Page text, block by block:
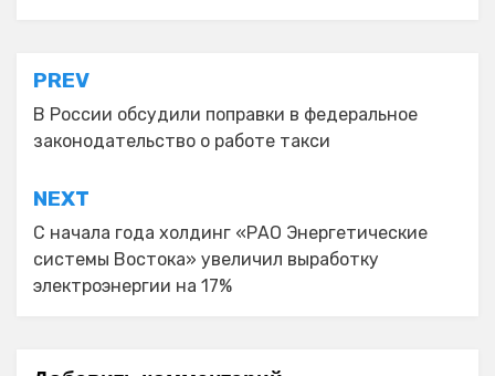
Навигация
по
записям
PREV
В России обсудили поправки в федеральное
законодательство о работе такси
NEXT
С начала года холдинг «РАО Энергетические
системы Востока» увеличил выработку
электроэнергии на 17%